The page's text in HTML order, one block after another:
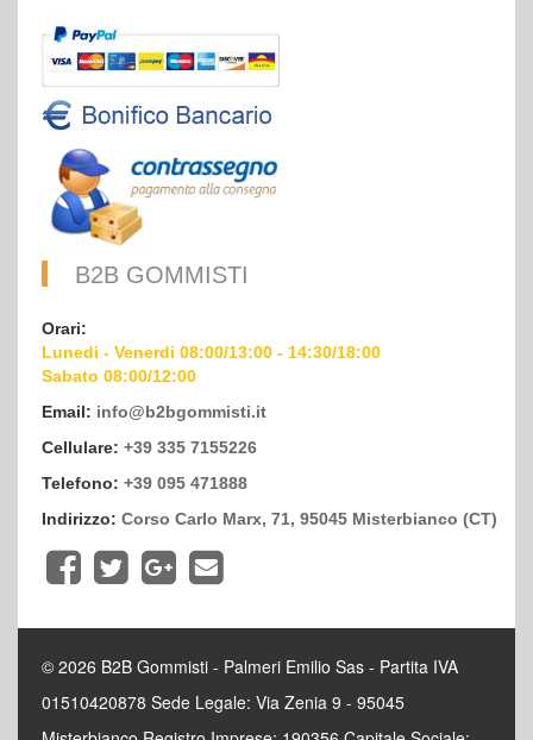
B2B GOMMISTI
Orari:
Lunedi - Venerdi 08:00/13:00 - 14:30/18:00
Sabato 08:00/12:00
Email: info@b2bgommisti.it
Cellulare: +39 335 7155226
Telefono: +39 095 471888
Indirizzo: Corso Carlo Marx, 71, 95045 Misterbianco (CT)
© 2026 B2B Gommisti - Palmeri Emilio Sas - Partita IVA
01510420878 Sede Legale: Via Zenia 9 - 95045